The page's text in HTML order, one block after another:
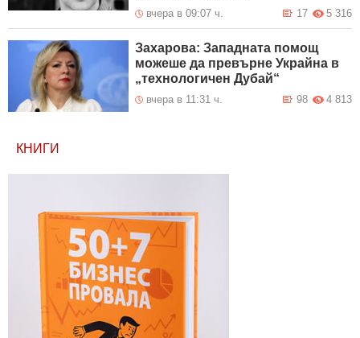
вчера в 09:07 ч. 5 316
17
Захарова: Западната помощ
можеше да превърне Украйна в
„технологичен Дубай“
вчера в 11:31 ч. 4 813
98
КНИГИ